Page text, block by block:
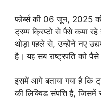
फोर्ब्स की 06 जून, 2025
ट्रम्प क्रिप्टो से पैसे कमा
थोड़ा पहले से, उन्होंने नए
है। यह सब राष्ट्रपति को
इसमें आगे बताया गया है कि
की लिक्विड संपत्ति है,